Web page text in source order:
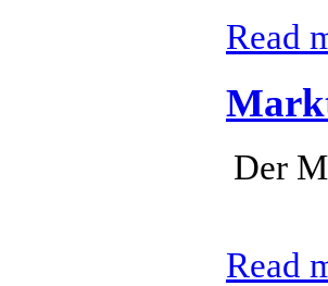
Read
Der
Read